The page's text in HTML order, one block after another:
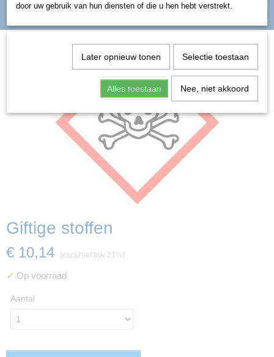
Inloggen Registreren
UW WINKELWAGEN
(0)
Giftige stoffen
€ 10,14 (exclusief btw 21%)
✓ Op voorraad
Aantal
door uw gebruik van hun diensten of die u hen hebt verstrekt.
Later opnieuw tonen Selectie toestaan
Alles toestaan Nee, niet akkoord